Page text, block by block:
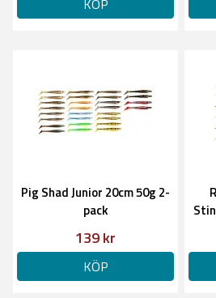
KÖP
Pig Shad Junior 20cm 50g 2-
pack
139 kr
KÖP